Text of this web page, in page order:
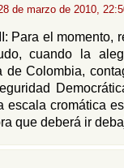
de marzo de 2010,
Para el momento,
cuando la
de Colombia,
escala cromática
que deberá ir